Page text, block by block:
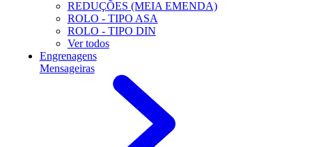
REDUÇÕES (MEIA EMENDA)
ROLO - TIPO ASA
ROLO - TIPO DIN
Ver todos
Engrenagens
Mensageiras